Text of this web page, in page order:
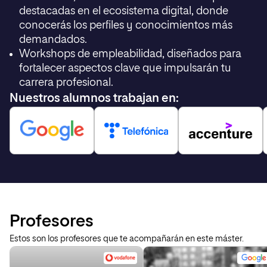
destacadas en el ecosistema digital, donde
conocerás los perfiles y conocimientos más
demandados.
Workshops de empleabilidad, diseñados para
fortalecer aspectos clave que impulsarán tu
carrera profesional.
Nuestros alumnos trabajan en:
Profesores
Estos son los profesores que te acompañarán en este máster.